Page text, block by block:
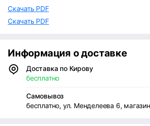
Скачать PDF
Скачать PDF
Информация о доставке
Доставка по Кирову
бесплатно
Самовывоз
бесплатно, ул. Менделеева 6,